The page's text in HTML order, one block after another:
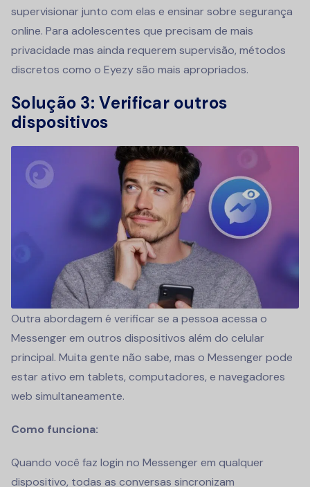
supervisionar junto com elas e ensinar sobre segurança
online. Para adolescentes que precisam de mais
privacidade mas ainda requerem supervisão, métodos
discretos como o Eyezy são mais apropriados.
Solução 3: Verificar outros
dispositivos
Outra abordagem é verificar se a pessoa acessa o
Messenger em outros dispositivos além do celular
principal. Muita gente não sabe, mas o Messenger pode
estar ativo em tablets, computadores, e navegadores
web simultaneamente.
Como funciona:
Quando você faz login no Messenger em qualquer
dispositivo, todas as conversas sincronizam